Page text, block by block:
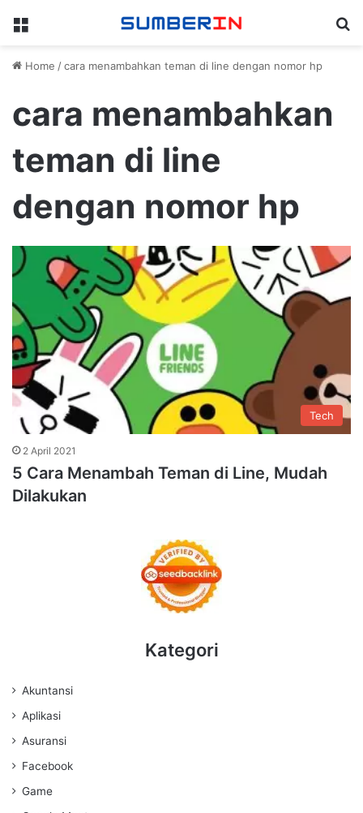
Menu
Home /cara menambahkan teman di line dengan nomor hp
cara menambahkan
teman di line
dengan nomor hp
Tech
2 April 2021
5 Cara Menambah Teman di Line, Mudah
Dilakukan
Kategori
Akuntansi
Aplikasi
Asuransi
Facebook
Game